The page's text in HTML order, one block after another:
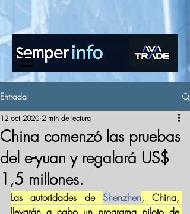
Entrada
China comenzó las pruebas
del e-yuan y regalará US$
1,5 millones.
12 oct 2020 2 min de lectura
Las autoridades de Shenzhen, China,